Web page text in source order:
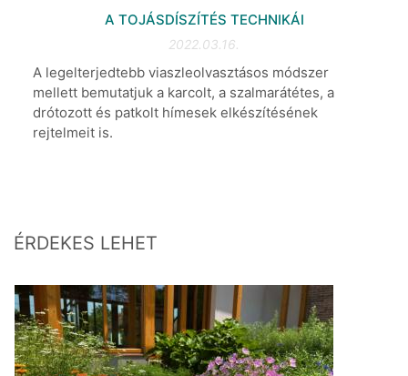
A TOJÁSDÍSZÍTÉS TECHNIKÁI
2022.03.16.
A legelterjedtebb viaszleolvasztásos módszer
mellett bemutatjuk a karcolt, a szalmarátétes, a
drótozott és patkolt hímesek elkészítésének
rejtelmeit is.
ÉRDEKES LEHET